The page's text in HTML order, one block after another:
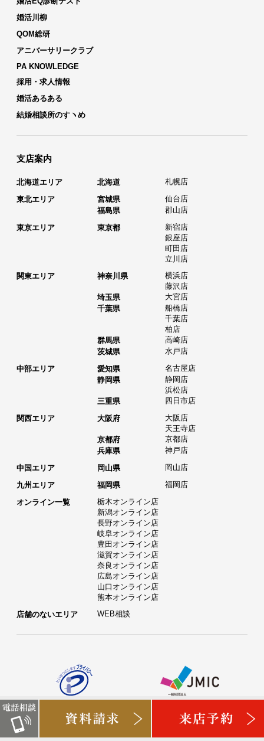
婚活川柳
QOM総研
アニバーサリークラブ
PA KNOWLEDGE
採用・求人情報
婚活あるある
結婚相談所のすヽめ
支店案内
北海道エリア 北海道
札幌店
東北エリア
宮城県
仙台店
福島県
郡山店
東京エリア
東京都
新宿店
銀座店
町田店
立川店
関東エリア
神奈川県
横浜店
藤沢店
埼玉県
大宮店
千葉県
船橋店
千葉店
柏店
群馬県
高崎店
茨城県
水戸店
中部エリア
愛知県
名古屋店
静岡県
静岡店
浜松店
三重県
四日市店
関西エリア
大阪府
大阪店
天王寺店
京都府
京都店
兵庫県
神戸店
中国エリア
岡山県
岡山店
九州エリア
福岡県
福岡店
オンライン一覧
栃木オンライン店
新潟オンライン店
長野オンライン店
岐阜オンライン店
豊田オンライン店
滋賀オンライン店
奈良オンライン店
広島オンライン店
山口オンライン店
熊本オンライン店
店舗のないエリア
WEB相談